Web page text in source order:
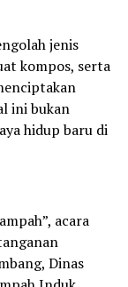
jenis
kompos, serta
ini bukan
hidup baru di
acara
Dinas